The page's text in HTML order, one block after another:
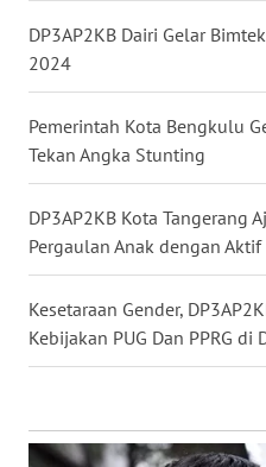
DP3AP2KB Dairi Gelar
2024
Pemerintah Kota Bengkulu
Tekan Angka Stunting
DP3AP2KB Kota Tangerang
Pergaulan Anak dengan Aktif
Kesetaraan Gender,
Kebijakan PUG Dan PPRG di
SULSEL
GORONTALO
WN
SULUT
WN
MALUKU
WN
WN